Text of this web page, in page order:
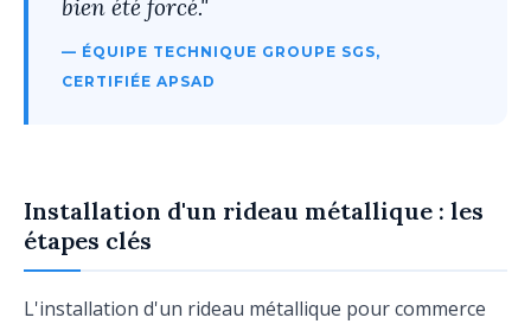
bien été forcé."
— ÉQUIPE TECHNIQUE GROUPE SGS,
CERTIFIÉE APSAD
Installation d'un rideau métallique : les
étapes clés
L'installation d'un rideau métallique pour commerce